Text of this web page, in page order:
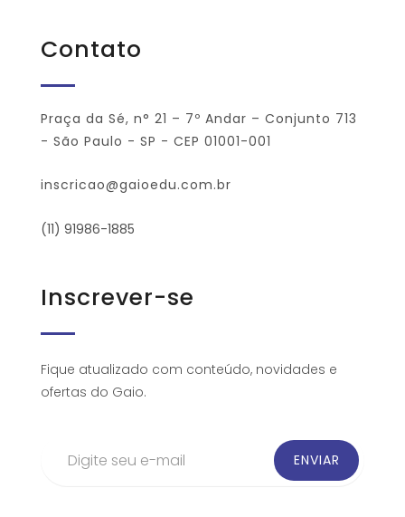
Contato
Praça da Sé, n° 21 – 7º Andar – Conjunto 713
- São Paulo - SP - CEP 01001-001
inscricao@gaioedu.com.br
(11) 91986-1885
Inscrever-se
Fique atualizado com conteúdo, novidades e
ofertas do Gaio.